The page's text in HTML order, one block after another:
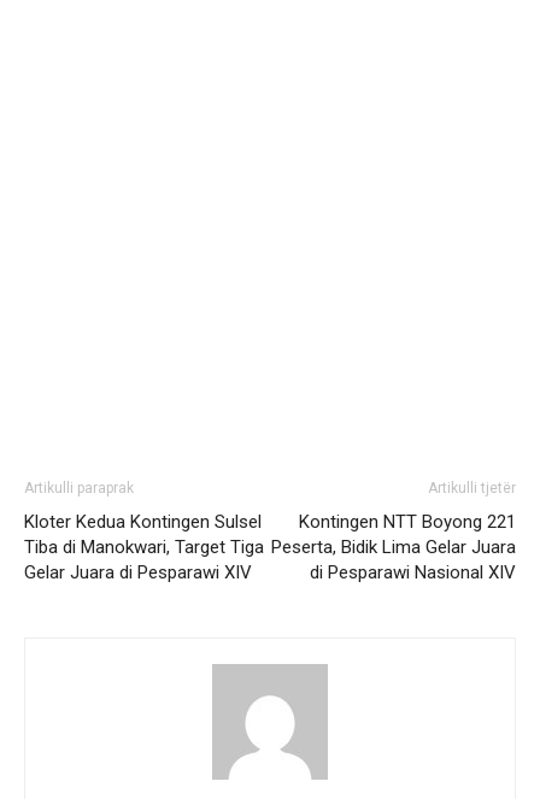
Artikulli paraprak
Kloter Kedua Kontingen Sulsel
Tiba di Manokwari, Target Tiga
Gelar Juara di Pesparawi XIV
Artikulli tjetër
Kontingen NTT Boyong 221
Peserta, Bidik Lima Gelar Juara
di Pesparawi Nasional XIV